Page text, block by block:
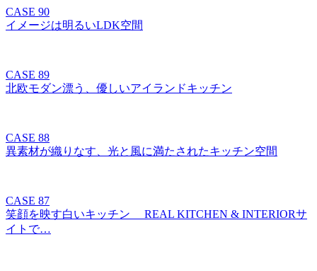
CASE 90
イメージは明るいLDK空間
CASE 89
北欧モダン漂う、優しいアイランドキッチン
CASE 88
異素材が織りなす、光と風に満たされたキッチン空間
CASE 87
笑顔を映す白いキッチン REAL KITCHEN & INTERIORサ
イトで…